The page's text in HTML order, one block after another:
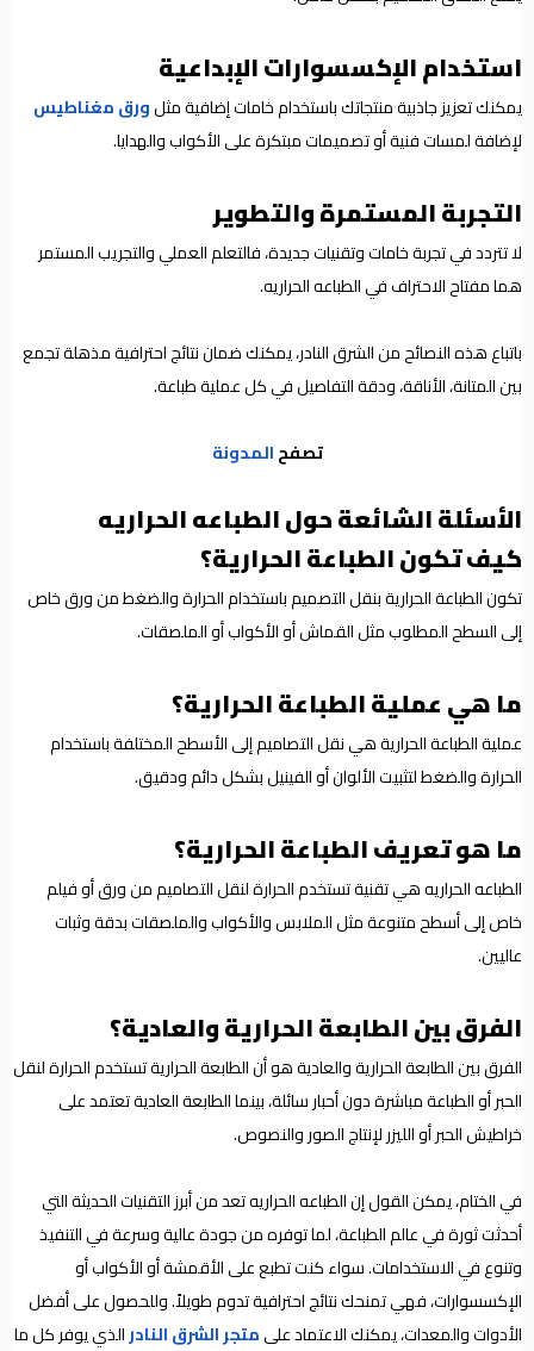
استخدام الإكسسوارات الإبداعية
يمكنك تعزيز جاذبية منتجاتك باستخدام خامات إضافية مثلورق مغناطيس
لإضافة لمسات فنية أو تصميمات مبتكرة على الأكواب والهدايا.
التجربة المستمرة والتطوير
لا تتردد في تجربة خامات وتقنيات جديدة، فالتعلم العملي والتجريب المستمر
هما مفتاح الاحتراف في الطباعه الحراريه.
باتباع هذه النصائح من الشرق النادر، يمكنك ضمان نتائج احترافية مذهلة تجمع
بين المتانة، الأناقة، ودقة التفاصيل في كل عملية طباعة.
تصفحالمدونة
الأسئلة الشائعة حول الطباعه الحراريه
كيف تكون الطباعة الحرارية؟
تكون الطباعة الحرارية بنقل التصميم باستخدام الحرارة والضغط من ورق خاص
إلى السطح المطلوب مثل القماش أو الأكواب أو الملصقات.
ما هي عملية الطباعة الحرارية؟
عملية الطباعة الحرارية هي نقل التصاميم إلى الأسطح المختلفة باستخدام
الحرارة والضغط لتثبيت الألوان أو الفينيل بشكل دائم ودقيق.
ما هو تعريف الطباعة الحرارية؟
الطباعه الحراريه هي تقنية تستخدم الحرارة لنقل التصاميم من ورق أو فيلم
خاص إلى أسطح متنوعة مثل الملابس والأكواب والملصقات بدقة وثبات
عاليين.
الفرق بين الطابعة الحرارية والعادية؟
الفرق بين الطابعة الحرارية والعادية هو أن الطابعة الحرارية تستخدم الحرارة لنقل
الحبر أو الطباعة مباشرة دون أحبار سائلة، بينما الطابعة العادية تعتمد على
خراطيش الحبر أو الليزر لإنتاج الصور والنصوص.
في الختام، يمكن القول إن الطباعه الحراريه تعد من أبرز التقنيات الحديثة التي
أحدثت ثورة في عالم الطباعة، لما توفره من جودة عالية وسرعة في التنفيذ
وتنوع في الاستخدامات. سواء كنت تطبع على الأقمشة أو الأكواب أو
الإكسسوارات، فهي تمنحك نتائج احترافية تدوم طويلاً. وللحصول على أفضل
الأدوات والمعدات، يمكنك الاعتماد علىمتجر الشرق النادرالذي يوفر كل ما